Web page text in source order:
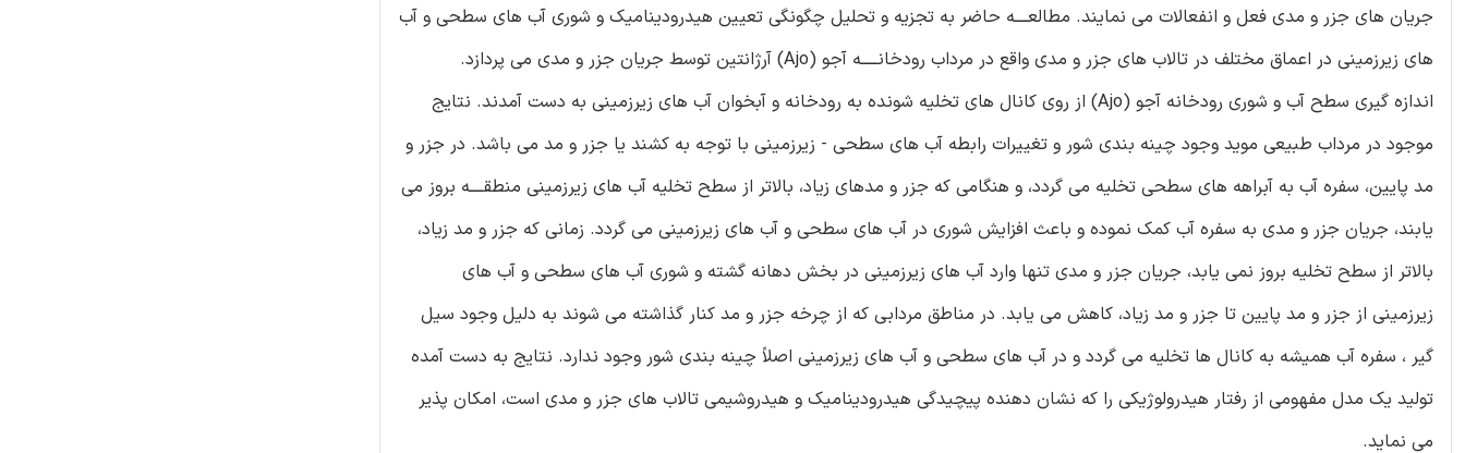
جریان های جزر و مدی فعل و انفعالات می نمایند. مطالعــــه حاضر به تجزیه و تحلیل چگونگی تعیین هیدرودینامیک و شوری آب های سطحی و آب
های زیرزمینی در اعماق مختلف در تالاب های جزر و مدی واقع در مرداب رودخانـــــه آجو (Ajo) آرژانتین توسط جریان جزر و مدی می پردازد.
اندازه گیری سطح آب و شوری رودخانه آجو (Ajo) از روی کانال های تخلیه شونده به رودخانه و آبخوان آب های زیرزمینی به دست آمدند. نتایج
موجود در مرداب طبیعی موید وجود چینه بندی شور و تغییرات رابطه آب های سطحی - زیرزمینی با توجه به کشند یا جزر و مد می باشد. در جزر و
مد پایین، سفره آب به آبراهه های سطحی تخلیه می گردد، و هنگامی که جزر و مدهای زیاد، بالاتر از سطح تخلیه آب های زیرزمینی منطقــــه بروز می
یابند، جریان جزر و مدی به سفره آب کمک نموده و باعث افزایش شوری در آب های سطحی و آب های زیرزمینی می گردد. زمانی که جزر و مد زیاد،
بالاتر از سطح تخلیه بروز نمی یابد، جریان جزر و مدی تنها وارد آب های زیرزمینی در بخش دهانه گشته و شوری آب های سطحی و آب های
زیرزمینی از جزر و مد پایین تا جزر و مد زیاد، کاهش می یابد. در مناطق مردابی که از چرخه جزر و مد کنار گذاشته می شوند به دلیل وجود سیل
گیر ، سفره آب همیشه به کانال ها تخلیه می گردد و در آب های سطحی و آب های زیرزمینی اصلاً چینه بندی شور وجود ندارد. نتایج به دست آمده
تولید یک مدل مفهومی از رفتار هیدرولوژیکی را که نشان دهنده پیچیدگی هیدرودینامیک و هیدروشیمی تالاب های جزر و مدی است، امکان پذیر
می نماید.